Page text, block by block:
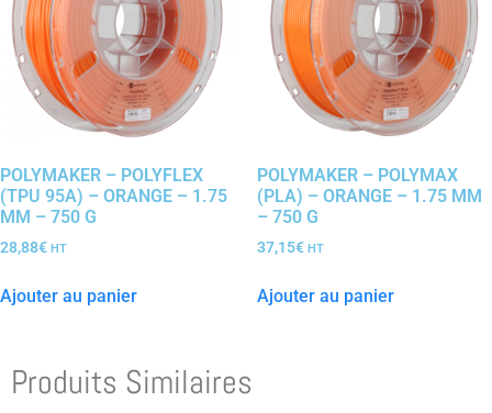
POLYMAKER – POLYFLEX
(TPU 95A) – ORANGE – 1.75
MM – 750 G
28,88€ HT
Ajouter au panier
POLYMAKER – POLYMAX
(PLA) – ORANGE – 1.75 MM
– 750 G
37,15€ HT
Ajouter au panier
Produits Similaires